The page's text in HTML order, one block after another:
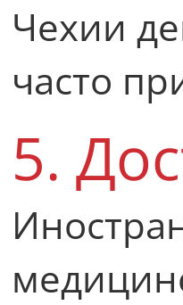
Чехии
часто
5.